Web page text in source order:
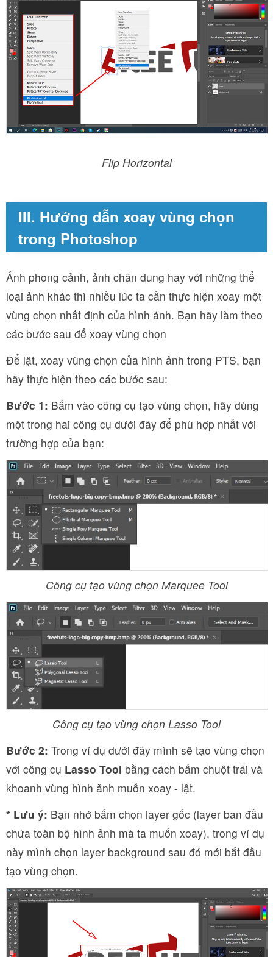
Flip Horizontal
III. Hướng dẫn xoay vùng chọn
trong Photoshop
Ảnh phong cảnh, ảnh chân dung hay với những thể
loại ảnh khác thì nhiều lúc ta cần thực hiện xoay một
vùng chọn nhất định của hình ảnh. Bạn hãy làm theo
các bước sau để xoay vùng chọn
Để lật, xoay vùng chọn của hình ảnh trong PTS, bạn
hãy thực hiện theo các bước sau:
Bước 1: Bấm vào công cụ tạo vùng chọn, hãy dùng
một trong hai công cụ dưới đây để phù hợp nhất với
trường hợp của bạn:
Công cụ tạo vùng chọn Marquee Tool
Công cụ tạo vùng chọn Lasso Tool
Bước 2: Trong ví dụ dưới đây mình sẽ tạo vùng chọn
với công cụ Lasso Tool bằng cách bấm chuột trái và
khoanh vùng hình ảnh muốn xoay - lật.
* Lưu ý: Bạn nhớ bấm chọn layer gốc (layer ban đầu
chứa toàn bộ hình ảnh mà ta muốn xoay), trong ví dụ
này mình chọn layer background sau đó mới bắt đầu
tạo vùng chọn.